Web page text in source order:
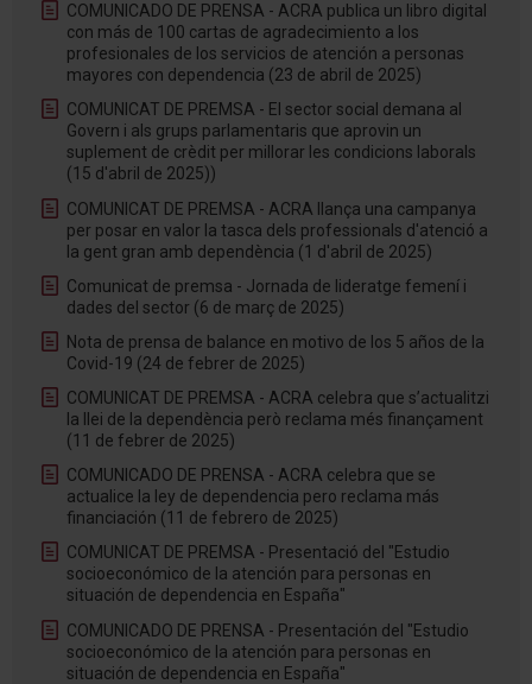
COMUNICADO DE PRENSA - ACRA publica un libro digital
con más de 100 cartas de agradecimiento a los
profesionales de los servicios de atención a personas
mayores con dependencia (23 de abril de 2025)
COMUNICAT DE PREMSA - El sector social demana al
Govern i als grups parlamentaris que aprovin un
suplement de crèdit per millorar les condicions laborals
(15 d'abril de 2025))
COMUNICAT DE PREMSA - ACRA llança una campanya
per posar en valor la tasca dels professionals d'atenció a
la gent gran amb dependència (1 d'abril de 2025)
Comunicat de premsa - Jornada de lideratge femení i
dades del sector (6 de març de 2025)
Nota de prensa de balance en motivo de los 5 años de la
Covid-19 (24 de febrer de 2025)
COMUNICAT DE PREMSA - ACRA celebra que s’actualitzi
la llei de la dependència però reclama més finançament
(11 de febrer de 2025)
COMUNICADO DE PRENSA - ACRA celebra que se
actualice la ley de dependencia pero reclama más
financiación (11 de febrero de 2025)
COMUNICAT DE PREMSA - Presentació del "Estudio
socioeconómico de la atención para personas en
situación de dependencia en España"
COMUNICADO DE PRENSA - Presentación del "Estudio
socioeconómico de la atención para personas en
situación de dependencia en España"